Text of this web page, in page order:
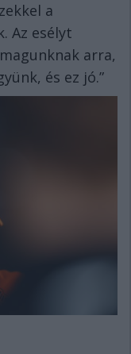
a
Az esélyt
arra,
és ez jó.”